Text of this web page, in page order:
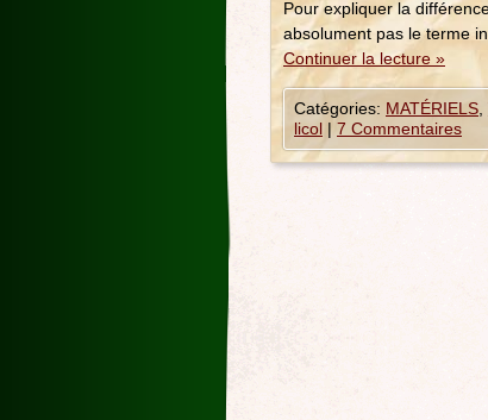
Pour expliquer la
absolument pas le terme
Continuer la lecture »
Catégories: MATÉRIELS
licol | 7 Commentaires